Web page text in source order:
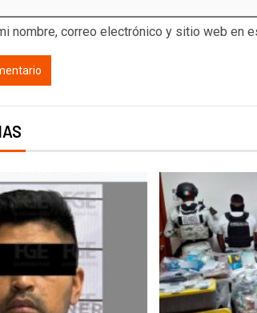
nombre, correo electrónico y sitio web en